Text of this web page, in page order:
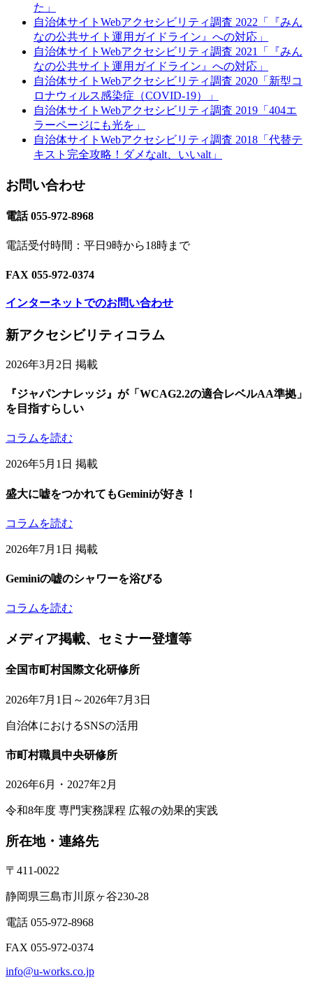
た」
自治体サイトWebアクセシビリティ調査 2022「『みん
なの公共サイト運用ガイドライン』への対応」
自治体サイトWebアクセシビリティ調査 2021「『みん
なの公共サイト運用ガイドライン』への対応」
自治体サイトWebアクセシビリティ調査 2020「新型コ
ロナウィルス感染症（COVID-19）」
自治体サイトWebアクセシビリティ調査 2019「404エ
ラーページにも光を」
自治体サイトWebアクセシビリティ調査 2018「代替テ
キスト完全攻略！ダメなalt、いいalt」
お問い合わせ
電話 055-972-8968
電話受付時間：平日9時から18時まで
FAX 055-972-0374
インターネットでのお問い合わせ
Footer
新アクセシビリティコラム
2026年3月2日 掲載
『ジャパンナレッジ』が「WCAG2.2の適合レベルAA準拠」
を目指すらしい
コラムを読む
2026年5月1日 掲載
盛大に嘘をつかれてもGeminiが好き！
コラムを読む
2026年7月1日 掲載
Geminiの嘘のシャワーを浴びる
コラムを読む
メディア掲載、セミナー登壇等
全国市町村国際文化研修所
2026年7月1日～2026年7月3日
自治体におけるSNSの活用
市町村職員中央研修所
2026年6月・2027年2月
令和8年度 専門実務課程 広報の効果的実践
所在地・連絡先
〒411-0022
静岡県三島市川原ヶ谷230-28
電話 055-972-8968
FAX 055-972-0374
info@u-works.co.jp